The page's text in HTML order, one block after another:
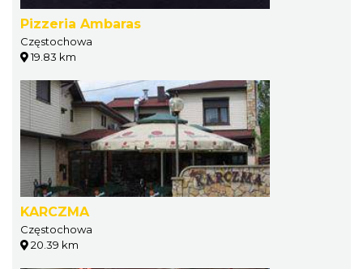
Pizzeria Ambaras
Częstochowa
19.83 km
KARCZMA
Częstochowa
20.39 km